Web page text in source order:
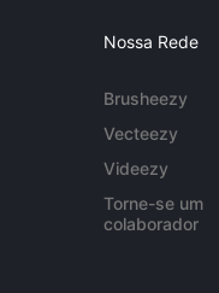
Nossa Rede
Brusheezy
Vecteezy
Videezy
Torne-se um
colaborador